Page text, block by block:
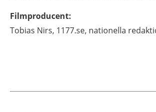
Filmproducent:
Tobias Nirs, 1177.se, nationella